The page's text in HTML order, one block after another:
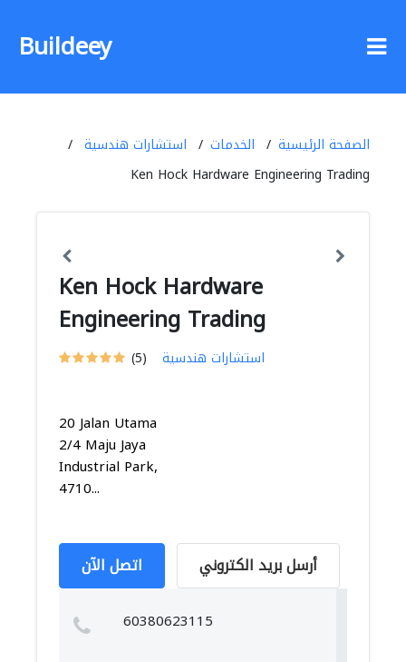
Buildeey
الصفحة الرئيسية الخدمات
استشارات هندسية
Ken Hock Hardware Engineering Trading
Ken Hock Hardware
Engineering Trading
(5) استشارات هندسية
20 Jalan Utama
2/4 Maju Jaya
Industrial Park,
4710...
اتصل الآن أرسل بريد الكتروني
60380623115